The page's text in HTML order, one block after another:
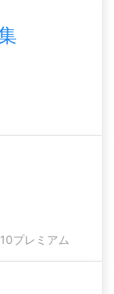
プレミアム